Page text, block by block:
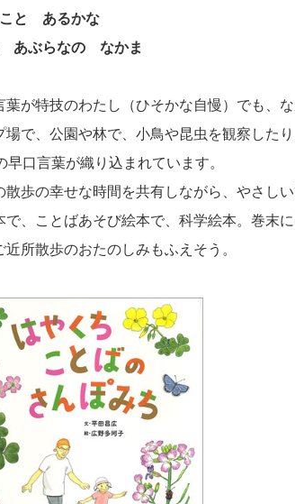
と あるかな
あぶらなの なかま
葉が特技のわたし（ひそかな自慢）でも、
場で、公園や林で、小鳥や昆虫を観察し
早口言葉が織り込まれています。
散歩の幸せな時間を共有しながら、やさし
で、ことばあそび絵本で、科学絵本。巻末
近所散歩のおたのしみもふえそう。